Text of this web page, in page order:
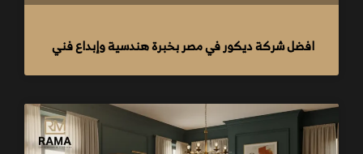
افضل شركة ديكور في مصر بخبرة هندسية وإبداع فني